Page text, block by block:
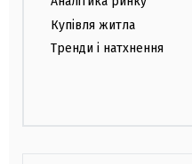
Купівля житла
Тренди і натхнення